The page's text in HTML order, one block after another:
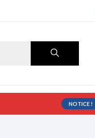
NOTICE !